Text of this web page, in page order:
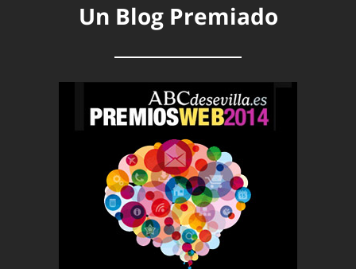
Un Blog Premiado